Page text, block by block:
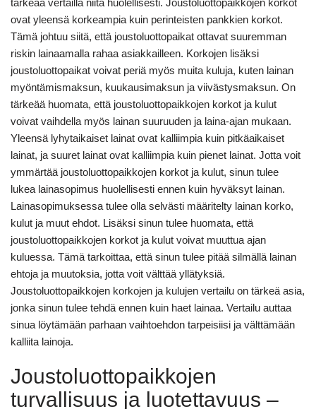
ovat yleensä korkeampia kuin perinteisten pankkien korkot.
Tämä johtuu siitä, että joustoluottopaikat ottavat suuremman
riskin lainaamalla rahaa asiakkailleen. Korkojen lisäksi
joustoluottopaikat voivat periä myös muita kuluja, kuten lainan
myöntämismaksun, kuukausimaksun ja viivästysmaksun. On
tärkeää huomata, että joustoluottopaikkojen korkot ja kulut
voivat vaihdella myös lainan suuruuden ja laina-ajan mukaan.
Yleensä lyhytaikaiset lainat ovat kalliimpia kuin pitkäaikaiset
lainat, ja suuret lainat ovat kalliimpia kuin pienet lainat. Jotta voit
ymmärtää joustoluottopaikkojen korkot ja kulut, sinun tulee
lukea lainasopimus huolellisesti ennen kuin hyväksyt lainan.
Lainasopimuksessa tulee olla selvästi määritelty lainan korko,
kulut ja muut ehdot. Lisäksi sinun tulee huomata, että
joustoluottopaikkojen korkot ja kulut voivat muuttua ajan
kuluessa. Tämä tarkoittaa, että sinun tulee pitää silmällä lainan
ehtoja ja muutoksia, jotta voit välttää yllätyksiä.
Joustoluottopaikkojen korkojen ja kulujen vertailu on tärkeä asia,
jonka sinun tulee tehdä ennen kuin haet lainaa. Vertailu auttaa
sinua löytämään parhaan vaihtoehdon tarpeisiisi ja välttämään
kalliita lainoja.
Joustoluottopaikkojen
turvallisuus ja luotettavuus –